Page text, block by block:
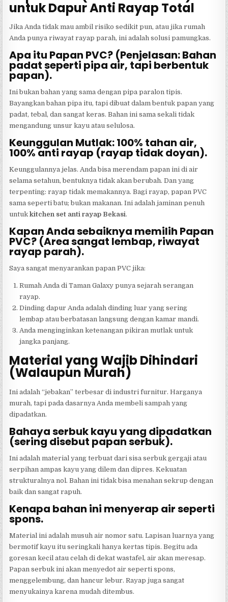
untuk Dapur Anti Rayap Total
Jika Anda tidak mau ambil risiko sedikit pun, atau jika rumah
Anda punya riwayat rayap parah, ini adalah solusi pamungkas.
Apa itu Papan PVC? (Penjelasan: Bahan
padat seperti pipa air, tapi berbentuk
papan).
Ini bukan bahan yang sama dengan pipa paralon tipis.
Bayangkan bahan pipa itu, tapi dibuat dalam bentuk papan yang
padat, tebal, dan sangat keras. Bahan ini sama sekali tidak
mengandung unsur kayu atau selulosa.
Keunggulan Mutlak: 100% tahan air,
100% anti rayap (rayap tidak doyan).
Keunggulannya jelas. Anda bisa merendam papan ini di air
selama setahun, bentuknya tidak akan berubah. Dan yang
terpenting: rayap tidak memakannya. Bagi rayap, papan PVC
sama seperti batu; bukan makanan. Ini adalah jaminan penuh
untukkitchen set anti rayap Bekasi.
Kapan Anda sebaiknya memilih Papan
PVC? (Area sangat lembap, riwayat
rayap parah).
Saya sangat menyarankan papan PVC jika:
Rumah Anda di Taman Galaxy punya sejarah serangan
rayap.
Dinding dapur Anda adalah dinding luar yang sering
lembap atau berbatasan langsung dengan kamar mandi.
Anda menginginkan ketenangan pikiran mutlak untuk
jangka panjang.
Material yang Wajib Dihindari
(Walaupun Murah)
Ini adalah “jebakan” terbesar di industri furnitur. Harganya
murah, tapi pada dasarnya Anda membeli sampah yang
dipadatkan.
Bahaya serbuk kayu yang dipadatkan
(sering disebut papan serbuk).
Ini adalah material yang terbuat dari sisa serbuk gergaji atau
serpihan ampas kayu yang dilem dan dipres. Kekuatan
strukturalnya nol. Bahan ini tidak bisa menahan sekrup dengan
baik dan sangat rapuh.
Kenapa bahan ini menyerap air seperti
spons.
Material ini adalah musuh air nomor satu. Lapisan luarnya yang
bermotif kayu itu seringkali hanya kertas tipis. Begitu ada
goresan kecil atau celah di dekat wastafel, air akan meresap.
Papan serbuk ini akan menyedot air seperti spons,
menggelembung, dan hancur lebur. Rayap juga sangat
menyukainya karena mudah ditembus.